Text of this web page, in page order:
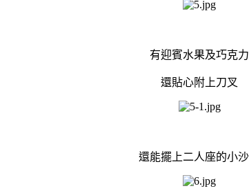
有迎賓水果及巧克力
還貼心附上刀叉
還能擺上二人座的小